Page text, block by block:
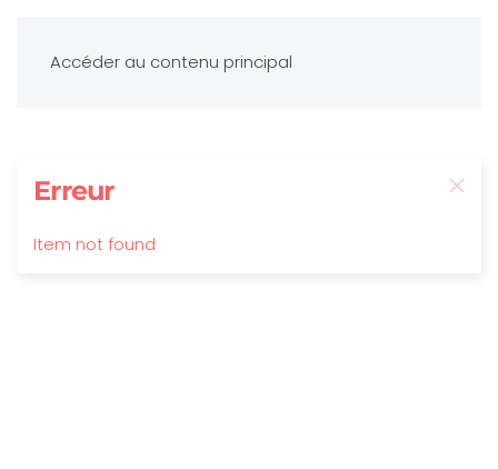
Accéder au contenu principal
Erreur
Item not found